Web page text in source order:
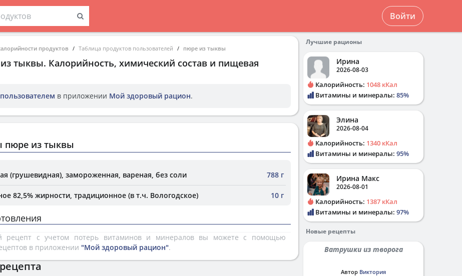
Войти
продуктов Таблица продуктов пользователей пюре из тыквы
тыквы. Калорийность, химический состав и пищевая
пользователем в приложении Мой здоровый рацион.
пюре из тыквы
(грушевидная), замороженная, вареная, без соли 788 г
82,5% жирности, традиционное (в т.ч. Вологодское) 10 г
рецепт с учетом потерь витаминов и минералов вы можете с помощью
в приложении "Мой здоровый рацион".
Лучшие рационы
Ирина
2026-08-03
Калорийность: 1048 кКал
Витамины и минералы: 85%
Элина
2026-08-04
Калорийность: 1340 кКал
Витамины и минералы: 95%
Ирина Макс
2026-08-01
Калорийность: 1387 кКал
Витамины и минералы: 97%
Новые рецепты
Ватрушки из творога
Автор Виктория